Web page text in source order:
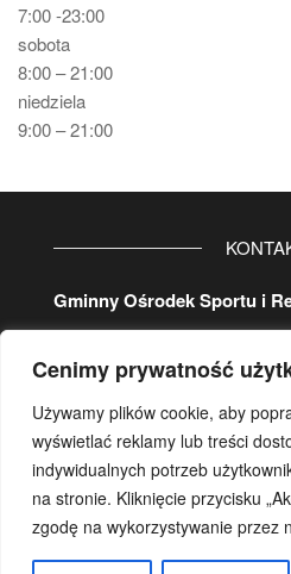
Cenimy prywatność
Używamy plików cookie, aby
wyświetlać reklamy lub treści
indywidualnych potrzeb
na stronie. Kliknięcie przycisku
zgodę na wykorzystywanie przez
7:00 -23:00
sobota
8:00 – 21:00
niedziela
9:00 – 21:00
Gminny Ośrodek Sportu i
96-515 Teresin
koordynator:
wew.107lub/i kom. 500 17
e-mail: gosir.teresin@wp.pl